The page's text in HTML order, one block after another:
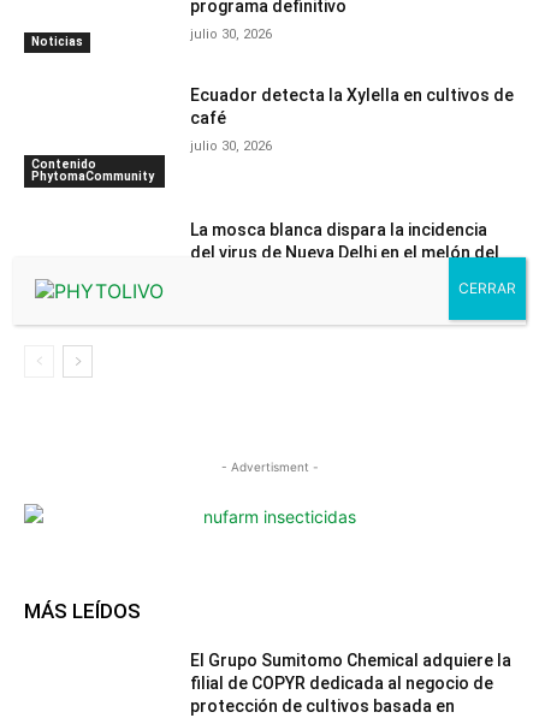
Noticias
programa definitivo
julio 30, 2026
Contenido
PhytomaCommunity
Ecuador detecta la Xylella en cultivos de
café
julio 30, 2026
La mosca blanca dispara la incidencia
del virus de Nueva Delhi en el melón del
- Advertisment -
MÁS LEÍDOS
El Grupo Sumitomo Chemical adquiere la
filial de COPYR dedicada al negocio de
protección de cultivos basada en